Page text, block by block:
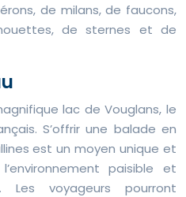
de milans, de faucons,
de sternes et de
lac de Vouglans, le
S’offrir une balade en
est un moyen unique et
paisible et
voyageurs pourront